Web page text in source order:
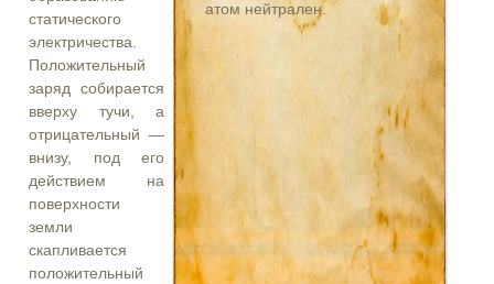
атом нейтрален.
статического
электричества.
Положительный
заряд собирается
вверху тучи, а
отрицательный —
внизу, под его
действием на
поверхности
земли
скапливается
положительный